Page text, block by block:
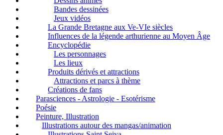
Bandes dessinées
Jeux vidéos
La Grande Bretagne aux Ve-VIe siècles
Influences de la légende arthurienne au Moyen Âge
Encyclopédie
Les personnages
Les lieux
Produits dérivés et attractions
Attractions et parcs à thème
Créations de fans
Parasciences - Astrologie - Esotérisme
Poésie
Peinture, Illustration
Illustrations autour des mangas/animation